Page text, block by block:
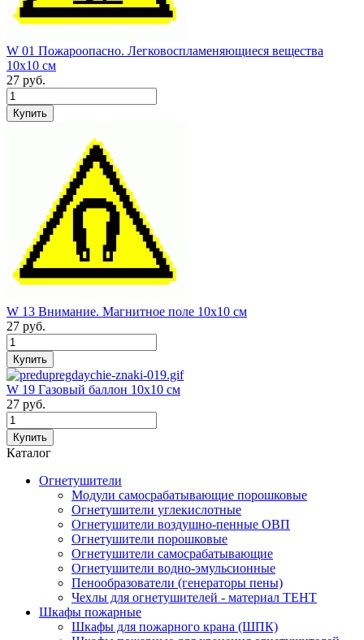
W 01 Пожароопасно. Легковоспламеняющиеся вещества
10х10 см
27 руб.
W 13 Внимание. Магнитное поле 10х10 см
27 руб.
W 19 Газовый баллон 10х10 см
27 руб.
Каталог
Огнетушители
Модули самосрабатывающие порошковые
Огнетушители углекислотные
Огнетушители воздушно-пенные ОВП
Огнетушители порошковые
Огнетушители самосрабатывающие
Огнетушители водно-эмульсионные
Пенообразователи (генераторы пены)
Чехлы для огнетушителей - материал ТЕНТ
Шкафы пожарные
Шкафы для пожарного крана (ШПК)